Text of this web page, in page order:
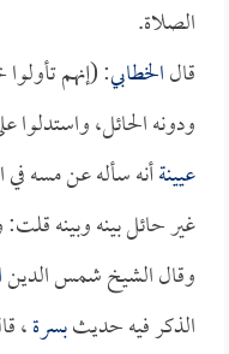
الصلاة.
قالالخطابي: (إنهم
ودونه الحائل، واستدلوا
عيينةأنه سأله عن مسه
غير حائل بينه وبينه
وقال الشيخ شمس الدين
الذكر فيه حديثبسرة،